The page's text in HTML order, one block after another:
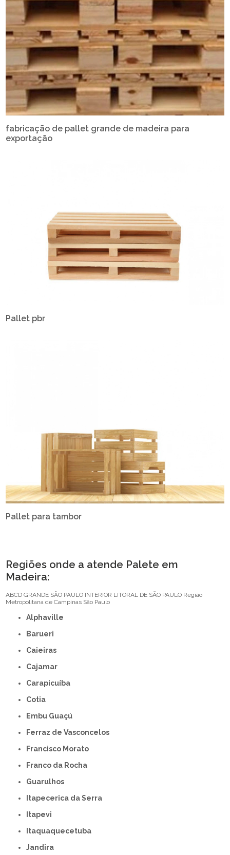
fabricação de pallet grande de madeira para
exportação
Pallet pbr
Pallet para tambor
Regiões onde a atende Palete em
Madeira:
ABCD GRANDE SÃO PAULO INTERIOR LITORAL DE SÃO PAULO Região
Metropolitana de Campinas São Paulo
Alphaville
Barueri
Caieiras
Cajamar
Carapicuíba
Cotia
Embu Guaçú
Ferraz de Vasconcelos
Francisco Morato
Franco da Rocha
Guarulhos
Itapecerica da Serra
Itapevi
Itaquaquecetuba
Jandira